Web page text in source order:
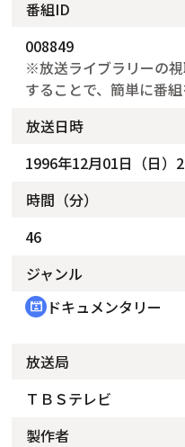
番組ID
008849
※放送ライブラリーの
することで、簡単に番組
放送日時
1996年12月01日（日）
時間（分）
46
ジャンル
cinematic_blur ドキュメンタリー
放送局
ＴＢＳテレビ
製作者